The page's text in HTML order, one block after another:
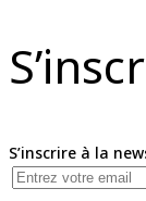
S’inscrire à la